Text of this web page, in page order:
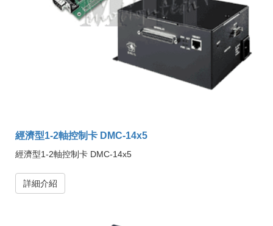
經濟型1-2軸控制卡 DMC-14x5
經濟型1-2軸控制卡 DMC-14x5
詳細介紹